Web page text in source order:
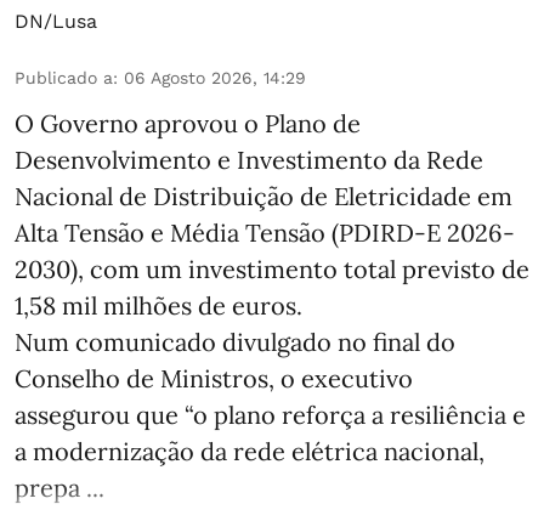
DN/Lusa
Publicado a: 06 Agosto 2026, 14:29
O Governo aprovou o Plano de
Desenvolvimento e Investimento da Rede
Nacional de Distribuição de Eletricidade em
Alta Tensão e Média Tensão (PDIRD-E 2026-
2030), com um investimento total previsto de
1,58 mil milhões de euros.
Num comunicado divulgado no final do
Conselho de Ministros, o executivo
assegurou que “o plano reforça a resiliência e
a modernização da rede elétrica nacional,
prepa ...